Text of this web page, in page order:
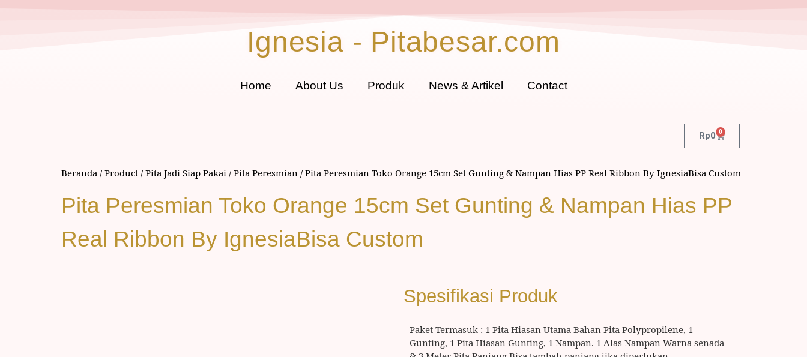
Ignesia - Pitabesar.com
Home About Us Produk News & Artikel Contact
Rp0 0
Beranda /Product /Pita Jadi Siap Pakai /Pita Peresmian / Pita Peresmian Toko Orange 15cm Set Gunting & Nampan Hias PP Real Ribbon By IgnesiaBisa Custom
Pita Peresmian Toko Orange 15cm Set Gunting & Nampan Hias PP
Real Ribbon By IgnesiaBisa Custom
Spesifikasi Produk
Paket Termasuk : 1 Pita Hiasan Utama Bahan Pita Polypropilene, 1
Gunting, 1 Pita Hiasan Gunting, 1 Nampan. 1 Alas Nampan Warna senada